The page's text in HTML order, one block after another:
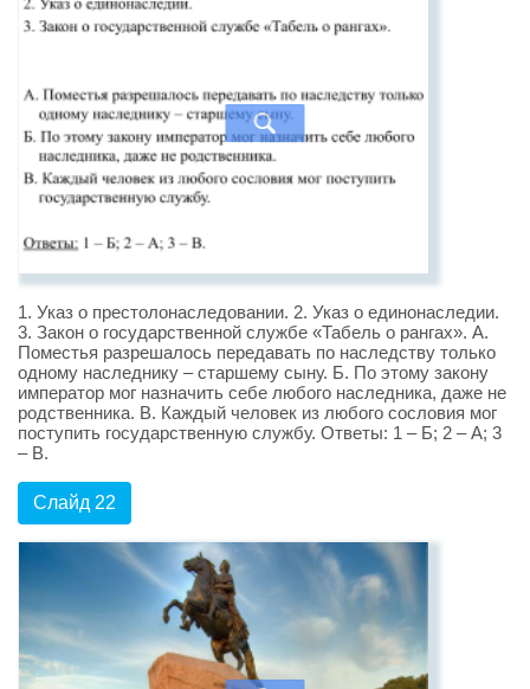
1. Указ о престолонаследовании. 2. Указ о единонаследии.
3. Закон о государственной службе «Табель о рангах». А.
Поместья разрешалось передавать по наследству только
одному наследнику – старшему сыну. Б. По этому закону
император мог назначить себе любого наследника, даже не
родственника. В. Каждый человек из любого сословия мог
поступить государственную службу. Ответы: 1 – Б; 2 – А; 3
– В.
Слайд 22